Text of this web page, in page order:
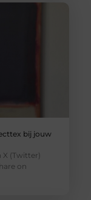
bij jouw
X (Twitter)
on